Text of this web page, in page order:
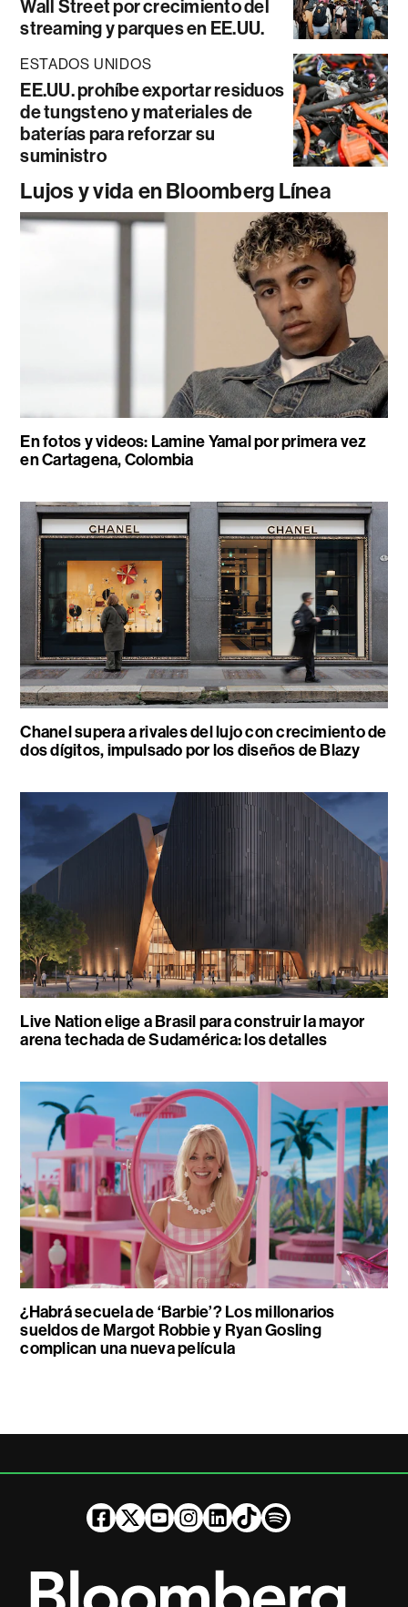
Wall Street por crecimiento del
streaming y parques en EE.UU.
ESTADOS UNIDOS
EE.UU. prohíbe exportar residuos
de tungsteno y materiales de
baterías para reforzar su
suministro
Lujos y vida en Bloomberg Línea
En fotos y videos: Lamine Yamal por primera vez
en Cartagena, Colombia
Chanel supera a rivales del lujo con crecimiento de
dos dígitos, impulsado por los diseños de Blazy
Live Nation elige a Brasil para construir la mayor
arena techada de Sudamérica: los detalles
¿Habrá secuela de ‘Barbie’? Los millonarios
sueldos de Margot Robbie y Ryan Gosling
complican una nueva película